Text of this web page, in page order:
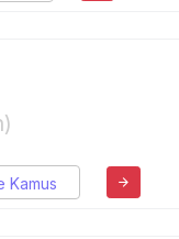
Kamus